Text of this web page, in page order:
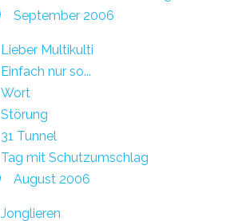
September 2006
Lieber Multikulti
Einfach nur so...
Wort
Störung
31 Tunnel
Tag mit Schutzumschlag
August 2006
Jonglieren